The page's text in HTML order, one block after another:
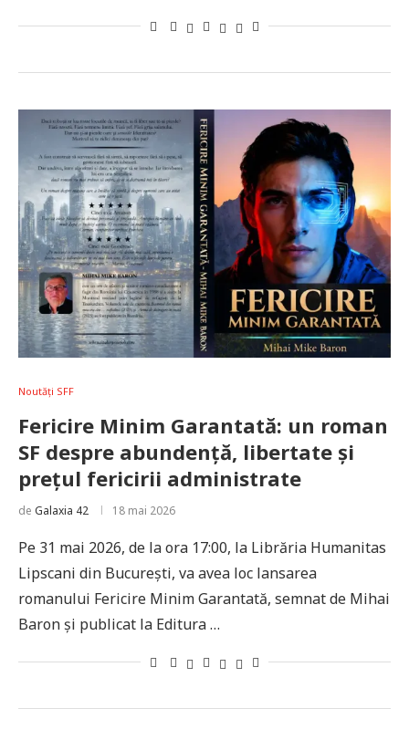
Noutăți SFF
Fericire Minim Garantată: un roman
SF despre abundență, libertate și
prețul fericirii administrate
de Galaxia 42 18 mai 2026
Pe 31 mai 2026, de la ora 17:00, la Librăria Humanitas
Lipscani din București, va avea loc lansarea
romanului Fericire Minim Garantată, semnat de Mihai
Baron și publicat la Editura …